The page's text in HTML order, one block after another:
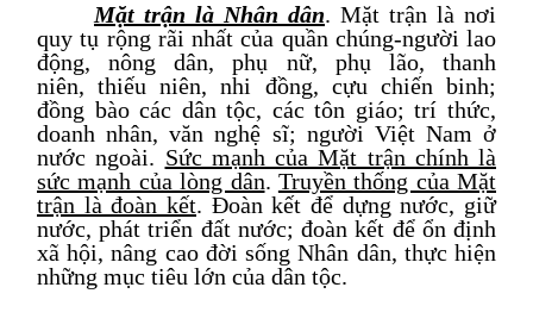
Mặt trận là Nhân dân. Mặt trận là nơi
quy tụ rộng rãi nhất của quần chúng-người lao
động, nông dân, phụ nữ, phụ lão, thanh
niên,thiếu niên, nhi đồng, cựu chiến binh;
đồng bào các dân tộc, các tôn giáo; trí thức,
doanh nhân, văn nghệ sĩ; người Việt Nam ở
nước ngoài. Sức mạnh của Mặt trận chính là
sức mạnh của lòng dân. Truyền thống của Mặt
trận là đoàn kết. Đoàn kết để dựng nước, giữ
nước, phát triển đất nước; đoàn kết để ổn định
xã hội, nâng cao đời sống Nhân dân, thực hiện
những mục tiêu lớn của dân tộc.